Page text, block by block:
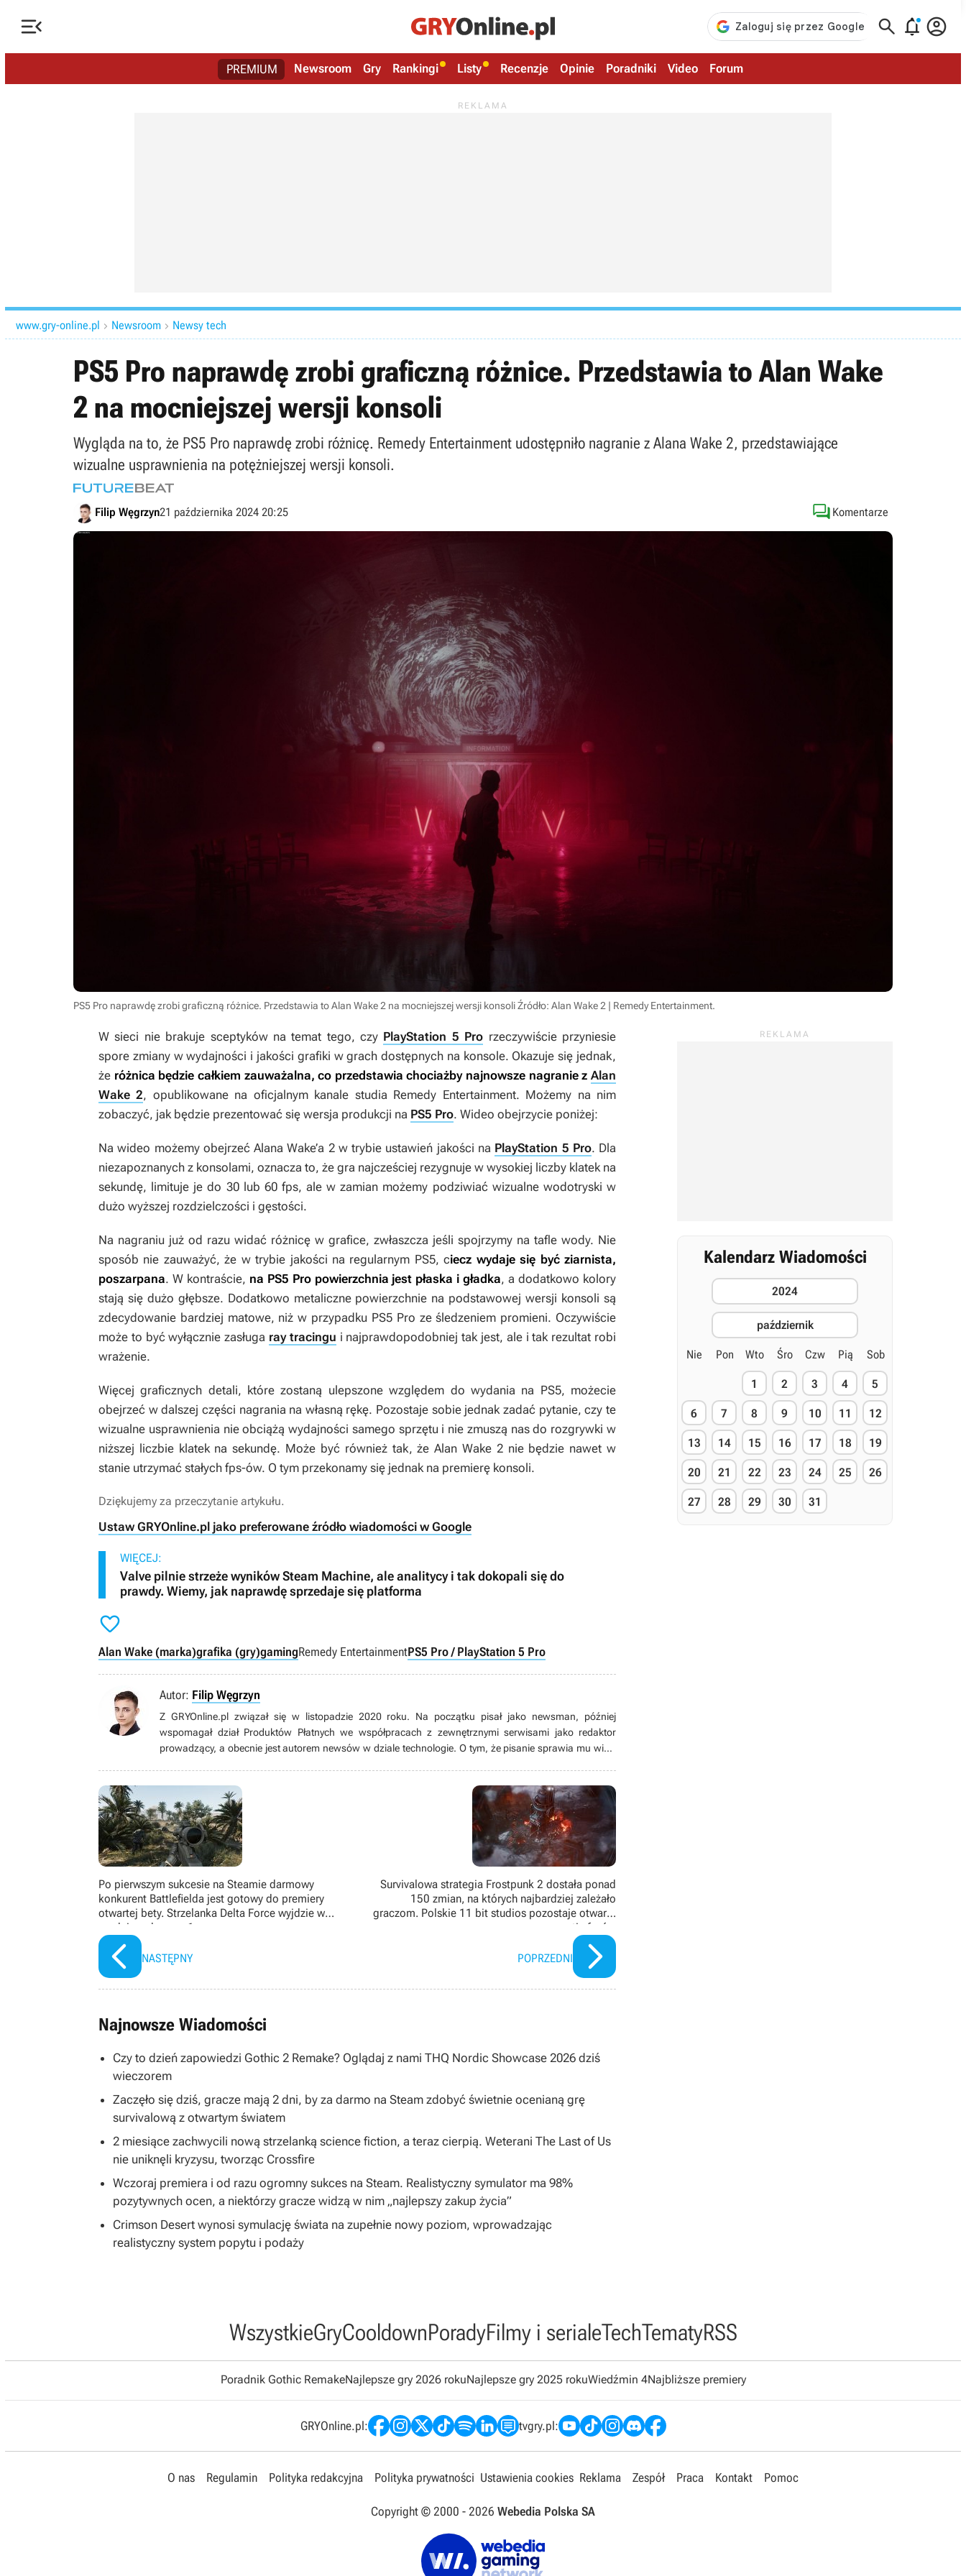
   
PREMIUM Newsroom Gry Rankingi Listy Recenzje Opinie Poradniki Video Forum
www.gry-online.pl  Newsroom  Newsy tech
PS5 Pro naprawdę zrobi graficzną różnice. Przedstawia to Alan Wake
2 na mocniejszej wersji konsoli
Wygląda na to, że PS5 Pro naprawdę zrobi różnicę. Remedy Entertainment udostępniło nagranie z Alana Wake 2, przedstawiające
wizualne usprawnienia na potężniejszej wersji konsoli.
Filip Węgrzyn21 października 2024 20:25  Komentarze
PS5 Pro naprawdę zrobi graficzną różnice. Przedstawia to Alan Wake 2 na mocniejszej wersji konsoliŹródło: Alan Wake 2 | Remedy Entertainment.
W sieci nie brakuje sceptyków na temat tego, czy PlayStation 5 Pro rzeczywiście przyniesie
spore zmiany w wydajności i jakości grafiki w grach dostępnych na konsole. Okazuje się jednak,
że różnica będzie całkiem zauważalna, co przedstawia chociażby najnowsze nagranie z Alan
Wake 2, opublikowane na oficjalnym kanale studia Remedy Entertainment. Możemy na nim
zobaczyć, jak będzie prezentować się wersja produkcji na PS5 Pro. Wideo obejrzycie poniżej:
Na wideo możemy obejrzećAlana Wake’a 2w trybie ustawień jakości na PlayStation 5 Pro. Dla
niezapoznanych z konsolami, oznacza to, że gra najcześciej rezygnuje w wysokiej liczby klatek na
sekundę, limituje je do 30 lub 60 fps, ale w zamian możemy podziwiać wizualne wodotryski w
dużo wyższej rozdzielczości i gęstości.
Na nagraniu już od razu widać różnicę w grafice, zwłaszcza jeśli spojrzymy na tafle wody. Nie
sposób nie zauważyć, że w trybie jakości na regularnym PS5, ciecz wydaje się być ziarnista,
poszarpana. W kontraście, na PS5 Pro powierzchnia jest płaska i gładka, a dodatkowo kolory
stają się dużo głębsze. Dodatkowo metaliczne powierzchnie na podstawowej wersji konsoli są
zdecydowanie bardziej matowe, niż w przypadku PS5 Pro ze śledzeniem promieni. Oczywiście
może to być wyłącznie zasługa ray tracingu i najprawdopodobniej tak jest, ale i tak rezultat robi
wrażenie.
Więcej graficznych detali, które zostaną ulepszone względem do wydania na PS5, możecie
obejrzeć w dalszej części nagrania na własną rękę. Pozostaje sobie jednak zadać pytanie, czy te
wizualne usprawnienia nie obciążą wydajności samego sprzętu i nie zmuszą nas do rozgrywki w
niższej liczbie klatek na sekundę. Może być również tak, żeAlan Wake 2nie będzie nawet w
stanie utrzymać stałych fps-ów. O tym przekonamy się jednak na premierę konsoli.
Dziękujemy za przeczytanie artykułu.
Ustaw GRYOnline.pl jako preferowane źródło wiadomości w Google
WIĘCEJ:
Valve pilnie strzeże wyników Steam Machine, ale analitycy i tak dokopali się do
prawdy. Wiemy, jak naprawdę sprzedaje się platforma

Alan Wake (marka)grafika (gry)gamingRemedy EntertainmentPS5 Pro / PlayStation 5 Pro
Autor: Filip Węgrzyn
Z GRYOnline.pl związał się w listopadzie 2020 roku. Na początku pisał jako newsman, później
wspomagał dział Produktów Płatnych we współpracach z zewnętrznymi serwisami jako redaktor
prowadzący, a obecnie jest autorem newsów w dziale technologie. O tym, że pisanie sprawia mu wiele
jego krótki epizod w influencer marketingu. Fan RPG-ów Bethesdy i From Software. Uwielbia również
sieciowe strzelanki, survivale z budowaniem baz, gry kooperacyjne i horrory.
Po pierwszym sukcesie na Steamie darmowy
konkurent Battlefielda jest gotowy do premiery
otwartej bety. Strzelanka Delta Force wyjdzie w
grudniu, od razu z 1. sezonem
NASTĘPNY
Survivalowa strategia Frostpunk 2 dostała ponad
150 zmian, na których najbardziej zależało
graczom. Polskie 11 bit studios pozostaje otwarte
na sugestie fanów
POPRZEDNI
Najnowsze Wiadomości
Czy to dzień zapowiedzi Gothic 2 Remake? Oglądaj z nami THQ Nordic Showcase 2026 dziś
wieczorem
Zaczęło się dziś, gracze mają 2 dni, by za darmo na Steam zdobyć świetnie ocenianą grę
survivalową z otwartym światem
2 miesiące zachwycili nową strzelanką science fiction, a teraz cierpią. Weterani The Last of Us
nie uniknęli kryzysu, tworząc Crossfire
Wczoraj premiera i od razu ogromny sukces na Steam. Realistyczny symulator ma 98%
pozytywnych ocen, a niektórzy gracze widzą w nim „najlepszy zakup życia”
Crimson Desert wynosi symulację świata na zupełnie nowy poziom, wprowadzając
realistyczny system popytu i podaży
Kalendarz Wiadomości
2024
październik
Nie Pon Wto Śro Czw Pią Sob
1 2 3 4 5
6 7 8 9 10 11 12
13 14 15 16 17 18 19
20 21 22 23 24 25 26
27 28 29 30 31
WszystkieGryCooldownPoradyFilmy i serialeTechTematyRSS
Poradnik Gothic RemakeNajlepsze gry 2026 rokuNajlepsze gry 2025 rokuWiedźmin 4Najbliższe premiery
GRYOnline.pl: tvgry.pl:
O nas Regulamin Polityka redakcyjna Polityka prywatności Ustawienia cookies Reklama Zespół Praca Kontakt Pomoc
Copyright © 2000 - 2026 Webedia Polska SA